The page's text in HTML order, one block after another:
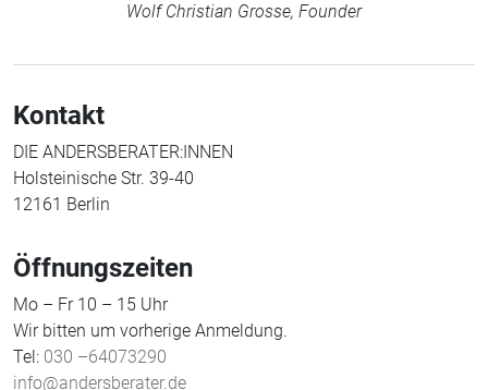
Wolf Christian Grosse, Founder
Kontakt
DIE ANDERSBERATER:INNEN
Holsteinische Str. 39-40
12161 Berlin
Öffnungszeiten
Mo – Fr 10 – 15 Uhr
Wir bitten um vorherige Anmeldung.
Tel: 030 –64073290
info@andersberater.de